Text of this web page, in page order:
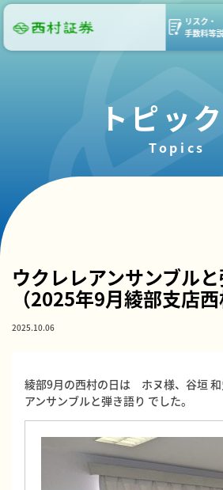
リスク・
手数料等
トピッ
Topics
ウクレレアンサンブル
（2025年9月綾部支店西
2025.10.06
綾部9月の西村の日は ホヌ様、谷垣
アンサンブルと弾き語り でした。